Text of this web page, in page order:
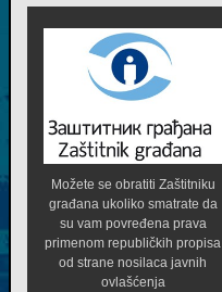
Možete se obratiti Zaštitniku
građana ukoliko smatrate da
su vam povređena prava
primenom republičkih propisa
od strane nosilaca javnih
ovlašćenja